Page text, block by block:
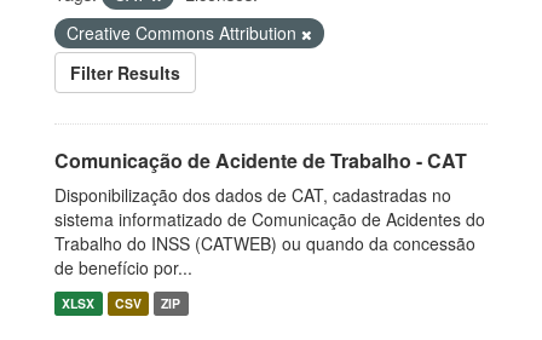
Creative Commons Attribution
Filter Results
Comunicação de Acidente de Trabalho - CAT
Disponibilização dos dados de CAT, cadastradas no
sistema informatizado de Comunicação de Acidentes do
Trabalho do INSS (CATWEB) ou quando da concessão
de benefício por...
XLSX CSV ZIP